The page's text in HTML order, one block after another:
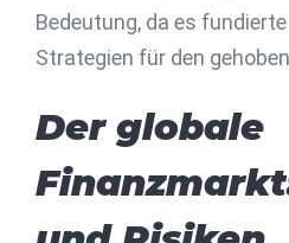
Bedeutung, da es
Strategien für den
Der globale